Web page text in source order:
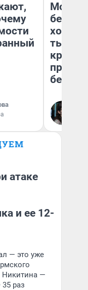
Мой
хотела
тысяч,
атаке
и ее 12-
— это уже
—
раз